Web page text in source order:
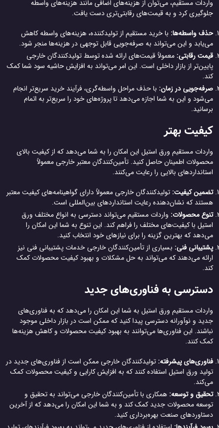
واردات مستقیم، می‌توان از هزینه‌های اضافی مانند هزینه‌های واسطه
جلوگیری کرد و به قیمت‌های رقابتی‌تری دست یافت.
حذف واسطه‌ها: با خرید مستقیم از تولیدکننده، هزینه‌های واسطه کاهش
می‌یابد و این می‌تواند به صرفه‌جویی قابل توجهی در هزینه‌ها منجر شود.
قیمت رقابتی: معمولاً قیمت‌های ارائه شده توسط تولیدکنندگان خارجی
پایین‌تر از بازار داخلی است. این امر می‌تواند به افزایش حاشیه سود شما کمک
کند.
صرفه‌جویی در زمان: با حذف مراحل واسطه‌گری، فرآیند خرید سریع‌تر انجام
می‌شود و این به شما اجازه می‌دهد تا پروژه‌های خود را سریع‌تر به اتمام
برسانید.
کیفیت بهتر
واردات مستقیم ورق استیل این امکان را به شما می‌دهد که از کیفیت بالای
محصولات اطمینان حاصل کنید. تأمین‌کنندگان معتبر خارجی معمولاً
استانداردهای بالایی را رعایت می‌کنند.
تضمین کیفیت: تولیدکنندگان خارجی معمولاً دارای گواهینامه‌های کیفیت معتبر
هستند که نشان‌دهنده رعایت استانداردهای بین‌المللی است.
تنوع محصولات: واردات مستقیم می‌تواند دسترسی به انواع مختلف ورق
استیل با کیفیت‌های مختلف را فراهم کند. این تنوع به شما این امکان را
می‌دهد که بهترین گزینه را برای نیازهای خود انتخاب کنید.
پشتیبانی فنی: بسیاری از تأمین‌کنندگان خارجی خدمات پشتیبانی فنی نیز
ارائه می‌دهند که می‌تواند به حل مشکلات و بهبود کیفیت محصولات کمک
کند.
دسترسی به فناوری‌های جدید
واردات مستقیم ورق استیل به شما این امکان را می‌دهد که به فناوری‌های
جدید و نوآورانه دسترسی پیدا کنید که ممکن است در بازار داخلی موجود
نباشند. این فناوری‌ها می‌توانند به بهبود کیفیت محصولات و کاهش هزینه‌ها
کمک کنند.
فناوری‌های پیشرفته: تولیدکنندگان خارجی ممکن است از فناوری‌های جدید در
تولید ورق استیل استفاده کنند که به افزایش کارایی و کیفیت محصولات کمک
می‌کند.
تحقیق و توسعه: همکاری با تأمین‌کنندگان خارجی می‌تواند به تحقیق و
توسعه محصولات جدید کمک کند و به شما این امکان را می‌دهد که از آخرین
دستاوردهای صنعت بهره‌برداری کنید.